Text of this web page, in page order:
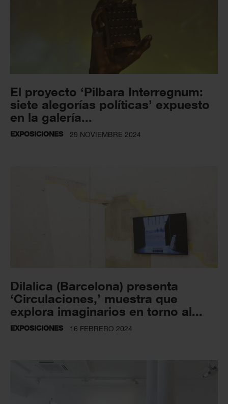
El proyecto ‘Pilbara Interregnum:
siete alegorías políticas’ expuesto
en la galería...
EXPOSICIONES 29 NOVIEMBRE 2024
Dilalica (Barcelona) presenta
‘Circulaciones,’ muestra que
explora imaginarios en torno al...
EXPOSICIONES 16 FEBRERO 2024